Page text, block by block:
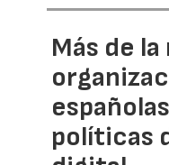
Más de
políticas